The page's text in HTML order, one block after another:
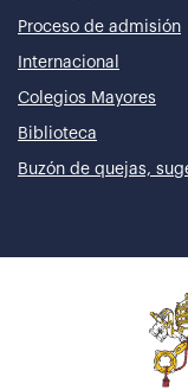
Proceso de admisión
Internacional
Colegios Mayores
Biblioteca
Buzón de quejas,